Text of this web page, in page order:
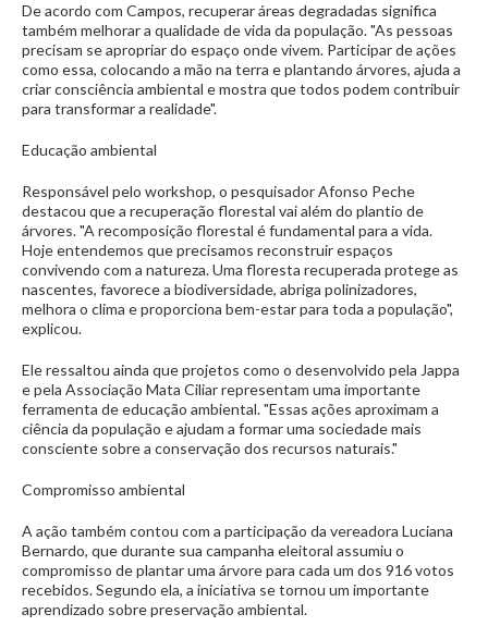
De acordo com Campos, recuperar áreas degradadas significa
também melhorar a qualidade de vida da população. "As pessoas
precisam se apropriar do espaço onde vivem. Participar de ações
como essa, colocando a mão na terra e plantando árvores, ajuda a
criar consciência ambiental e mostra que todos podem contribuir
para transformar a realidade".
Educação ambiental
Responsável pelo workshop, o pesquisador Afonso Peche
destacou que a recuperação florestal vai além do plantio de
árvores. "A recomposição florestal é fundamental para a vida.
Hoje entendemos que precisamos reconstruir espaços
convivendo com a natureza. Uma floresta recuperada protege as
nascentes, favorece a biodiversidade, abriga polinizadores,
melhora o clima e proporciona bem-estar para toda a população",
explicou.
Ele ressaltou ainda que projetos como o desenvolvido pela Jappa
e pela Associação Mata Ciliar representam uma importante
ferramenta de educação ambiental. "Essas ações aproximam a
ciência da população e ajudam a formar uma sociedade mais
consciente sobre a conservação dos recursos naturais."
Compromisso ambiental
A ação também contou com a participação da vereadora Luciana
Bernardo, que durante sua campanha eleitoral assumiu o
compromisso de plantar uma árvore para cada um dos 916 votos
recebidos. Segundo ela, a iniciativa se tornou um importante
aprendizado sobre preservação ambiental.